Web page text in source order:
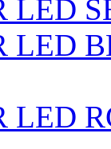
LED
LED
LED